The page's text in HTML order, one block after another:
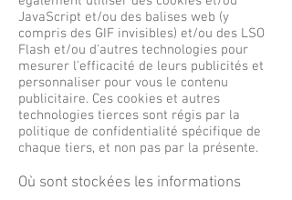
JavaScript et/ou des balises web (y
compris des GIF invisibles) et/ou des LSO
Flash et/ou d'autres technologies pour
mesurer l'efficacité de leurs publicités et
personnaliser pour vous le contenu
publicitaire. Ces cookies et autres
technologies tierces sont régis par la
politique de confidentialité spécifique de
chaque tiers, et non pas par la présente.
Où sont stockées les informations